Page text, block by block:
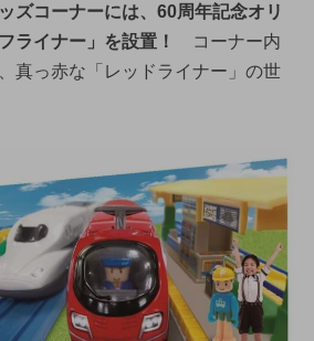
ズコーナーには、60周年記念オリ
ライナー」を設置！
コーナー内
真っ赤な「レッドライナー」の世